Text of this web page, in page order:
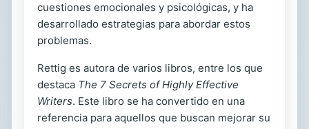
cuestiones emocionales y psicológicas, y ha
desarrollado estrategias para abordar estos
problemas.
Rettig es autora de varios libros, entre los que
destaca The 7 Secrets of Highly Effective
Writers. Este libro se ha convertido en una
referencia para aquellos que buscan mejorar su